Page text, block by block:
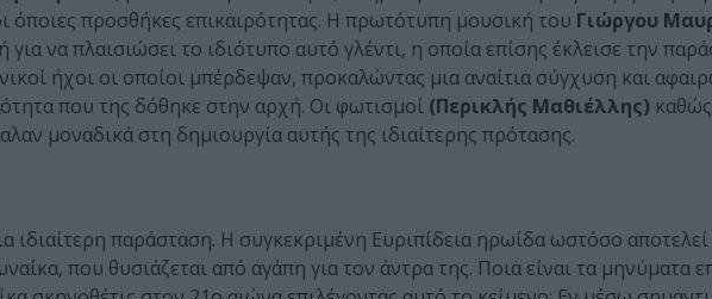
όποιες προσθήκες επικαιρότητας. Η πρωτότυπη μουσική του Γιώργου
να πλαισιώσει το ιδιότυπο αυτό γλέντι, η οποία επίσης έκλεισε την
ήχοι οι οποίοι μπέρδεψαν, προκαλώντας μια αναίτια σύγχυση και
που της δόθηκε στην αρχή. Οι φωτισμοί (Περικλής Μαθιέλλης)
μοναδικά στη δημιουργία αυτής της ιδιαίτερης πρότασης.
ιδιαίτερη παράσταση. Η συγκεκριμένη Ευριπίδεια ηρωίδα ωστόσο
που θυσιάζεται από αγάπη για τον άντρα της. Ποια είναι τα μηνύματα